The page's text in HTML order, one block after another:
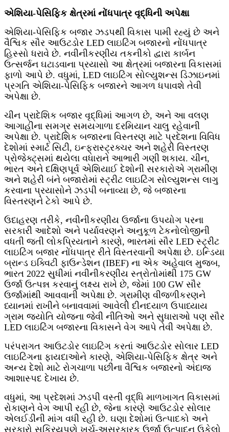
એશિયા-પેસિફિક ક્ષેત્રમાં નોંધપાત્ર વૃદ્ધિની અપેક્ષા
એશિયા-પેસિફિક બજાર ઝડપથી વિકાસ પામી રહ્યું છે અને
વૈશ્વિક સૌર આઉટડોર LED લાઇટિંગ બજારનો નોંધપાત્ર
હિસ્સો ધરાવે છે. નવીનીકરણીય તકનીકો દ્વારા કાર્બન
ઉત્સર્જન ઘટાડવાના પ્રયાસો આ ક્ષેત્રમાં બજારના વિકાસમાં
ફાળો આપે છે. વધુમાં, LED લાઇટિંગ સોલ્યુશન્સ ડિઝાઇનમાં
પ્રગતિ એશિયા-પેસિફિક બજારને આગળ ધપાવશે તેવી
અપેક્ષા છે.
ચીન પ્રાદેશિક બજાર વૃદ્ધિમાં આગળ છે, અને આ વલણ
આગાહીના સમગ્ર સમયગાળા દરમિયાન ચાલુ રહેવાની
અપેક્ષા છે. પ્રાદેશિક બજારના વિસ્તરણ માટે પ્રદેશના વિવિધ
દેશોમાં સ્માર્ટ સિટી, ઇન્ફ્રાસ્ટ્રક્ચર અને શહેરી વિસ્તરણ
પ્રોજેક્ટ્સમાં થયેલા વધારાને આભારી ગણી શકાય. ચીન,
ભારત અને દક્ષિણપૂર્વ એશિયાઈ દેશોની સરકારોએ ગ્રામીણ
અને શહેરી બંને બજારોમાં સ્ટ્રીટ લાઇટિંગ સોલ્યુશન્સ લાગુ
કરવાના પ્રયાસોને ઝડપી બનાવ્યા છે, જે બજારના
વિસ્તરણને ટેકો આપે છે.
ઉદાહરણ તરીકે, નવીનીકરણીય ઉર્જાના ઉપયોગ પરના
સરકારી આદેશો અને પર્યાવરણને અનુકૂળ ટેકનોલોજીની
વધતી જતી લોકપ્રિયતાને કારણે, ભારતમાં સૌર LED સ્ટ્રીટ
લાઇટિંગ બજાર નોંધપાત્ર રીતે વિસ્તરવાની અપેક્ષા છે. ઇન્ડિયા
બ્રાન્ડ ઇક્વિટી ફાઉન્ડેશન (IBEF) ના એક અહેવાલ મુજબ,
ભારત 2022 સુધીમાં નવીનીકરણીય સ્ત્રોતોમાંથી 175 GW
ઉર્જા ઉત્પન્ન કરવાનું લક્ષ્ય રાખે છે, જેમાં 100 GW સૌર
ઉર્જામાંથી આવવાની અપેક્ષા છે. ગ્રામીણ વીજળીકરણને
ધ્યાનમાં રાખીને બનાવવામાં આવેલી દીનદયાળ ઉપાધ્યાય
ગ્રામ જ્યોતિ યોજના જેવી નીતિઓ અને સુધારાઓ પણ સૌર
LED લાઇટિંગ બજારના વિકાસને વેગ આપે તેવી અપેક્ષા છે.
પરંપરાગત આઉટડોર લાઇટિંગ કરતાં આઉટડોર સોલાર LED
લાઇટિંગના ફાયદાઓને કારણે, એશિયા-પેસિફિક ક્ષેત્ર અને
અન્ય દેશો માટે રોગચાળા પછીના વૈશ્વિક બજારનો અંદાજ
આશાસ્પદ દેખાય છે.
વધુમાં, આ પ્રદેશમાં ઝડપી વસ્તી વૃદ્ધિ માળખાગત વિકાસમાં
રોકાણને વેગ આપી રહી છે, જેના કારણે આઉટડોર સોલાર
એલઈડીની માંગ વધી રહી છે. ઘણા દેશોમાં ઉત્પાદકો અને
સરકારો સક્રિયપણે ખર્ચ-અસરકારક ઉર્જા ઉત્પાદન ઉકેલો